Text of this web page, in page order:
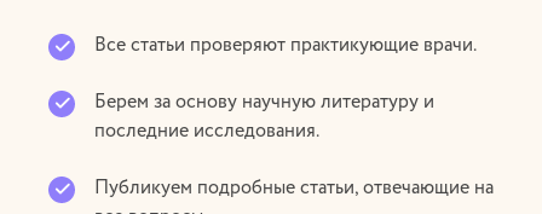
Все статьи проверяют практикующие врачи.
Берем за основу научную литературу и
последние исследования.
Публикуем подробные статьи, отвечающие на